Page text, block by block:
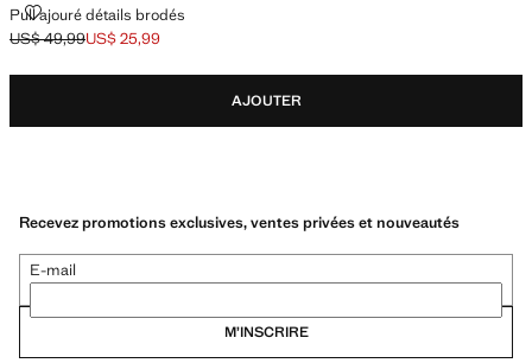
Pull ajouré détails brodés
PULL AJOURÉ DÉTAILS BRODÉS
Prix initial barré [US$ 49,99 ]
US$ 49,99
Prix actuel [US$ 25,99 ]
US$ 25,99
AJOUTER
Recevez promotions exclusives, ventes privées et nouveautés
E-mail
M’INSCRIRE